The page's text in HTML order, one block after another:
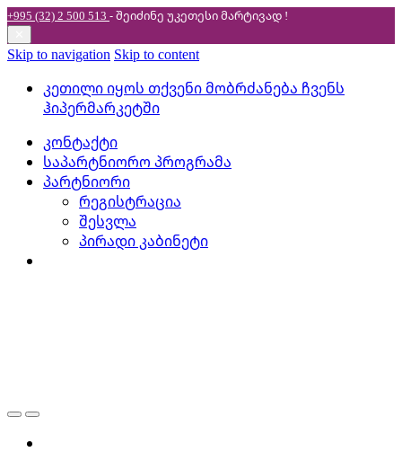
+995 (32) 2 500 513 - შეიძინე უკეთესიმარტივად !
Skip to navigation Skip to content
კეთილი იყოს თქვენი მობრძანება ჩვენს
ჰიპერმარკეტში
კონტაქტი
საპარტნიორო პროგრამა
პარტნიორი
რეგისტრაცია
შესვლა
პირადი კაბინეტი